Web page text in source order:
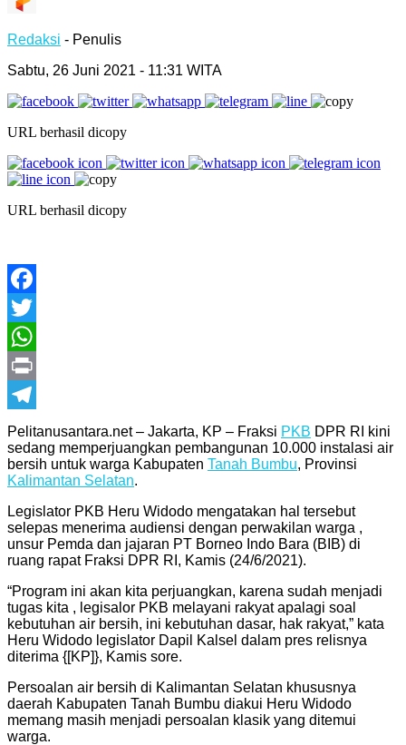
Redaksi - Penulis
Sabtu, 26 Juni 2021 - 11:31 WITA
URL berhasil dicopy
URL berhasil dicopy
Facebook
Twitter
WhatsApp
Print
Telegram
Pelitanusantara.net – Jakarta, KP – Fraksi PKB DPR RI kini
sedang memperjuangkan pembangunan 10.000 instalasi air
bersih untuk warga Kabupaten Tanah Bumbu, Provinsi
Kalimantan Selatan.
Legislator PKB Heru Widodo mengatakan hal tersebut
selepas menerima audiensi dengan perwakilan warga ,
unsur Pemda dan jajaran PT Borneo Indo Bara (BIB) di
ruang rapat Fraksi DPR RI, Kamis (24/6/2021).
“Program ini akan kita perjuangkan, karena sudah menjadi
tugas kita , legisalor PKB melayani rakyat apalagi soal
kebutuhan air bersih, ini kebutuhan dasar, hak rakyat,” kata
Heru Widodo legislator Dapil Kalsel dalam pres relisnya
diterima {[KP]}, Kamis sore.
Persoalan air bersih di Kalimantan Selatan khususnya
daerah Kabupaten Tanah Bumbu diakui Heru Widodo
memang masih menjadi persoalan klasik yang ditemui
warga.